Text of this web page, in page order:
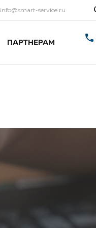
info@smart-service.ru
ПАРТНЕРАМ